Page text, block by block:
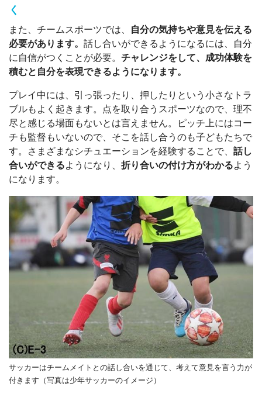
く
また、チームスポーツでは、
自分の気持ちや意見を伝える
必要があります。 話し合いができるようになるには、自分
に自信がつくことが必要。 チャレンジをして、成功体験を
積むと自分を表現できるようになります。
プレイ中には、引っ張ったり、押したりという小さなトラ
ブルもよく起きます。点を取り合うスポーツなので、理不
尽と感じる場面もないとは言えません。ピッチ上にはコー
チも監督もいないので、そこを話し合うのも子どもたちで
す。さまざまなシチュエーションを経験することで、 話し
合いができるようになり、 折り合いの付け方がわかるよう
になります。
サッカーはチームメイトとの話し合いを通じて、考えて意見を言う力が
付きます（写真は少年サッカーのイメージ）